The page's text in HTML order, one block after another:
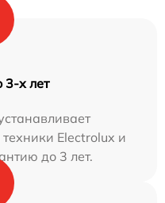
3-х лет
Electrolux и
до 3 лет.